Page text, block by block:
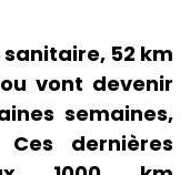
52 km
vont devenir
semaines,
Ces dernières